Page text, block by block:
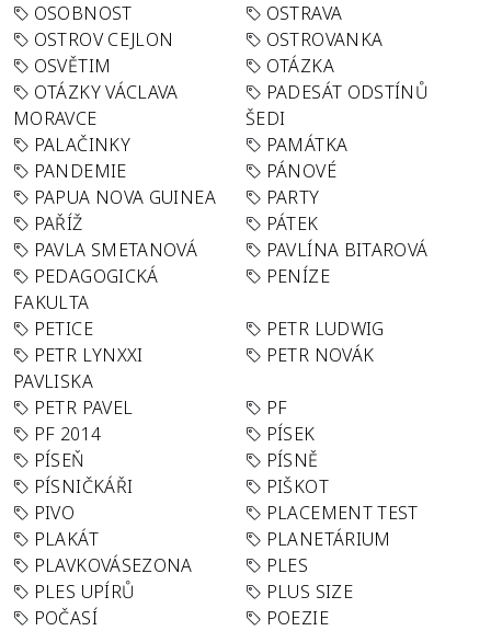
OSOBNOST
OSTRAVA
OSTROV CEJLON
OSTROVANKA
OSVĚTIM
OTÁZKA
OTÁZKY VÁCLAVA
MORAVCE
PADESÁT ODSTÍNŮ
ŠEDI
PALAČINKY
PAMÁTKA
PANDEMIE
PÁNOVÉ
PAPUA NOVA GUINEA
PARTY
PAŘÍŽ
PÁTEK
PAVLA SMETANOVÁ
PAVLÍNA BITAROVÁ
PEDAGOGICKÁ
FAKULTA
PENÍZE
PETICE
PETR LUDWIG
PETR LYNXXI
PAVLISKA
PETR NOVÁK
PETR PAVEL
PF
PF 2014
PÍSEK
PÍSEŇ
PÍSNĚ
PÍSNIČKÁŘI
PIŠKOT
PIVO
PLACEMENT TEST
PLAKÁT
PLANETÁRIUM
PLAVKOVÁSEZONA
PLES
PLES UPÍRŮ
PLUS SIZE
POČASÍ
POEZIE